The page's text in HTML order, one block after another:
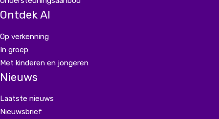
Ontdek AI
Op verkenning
In groep
Met kinderen en jongeren
Nieuws
Laatste nieuws
Nieuwsbrief